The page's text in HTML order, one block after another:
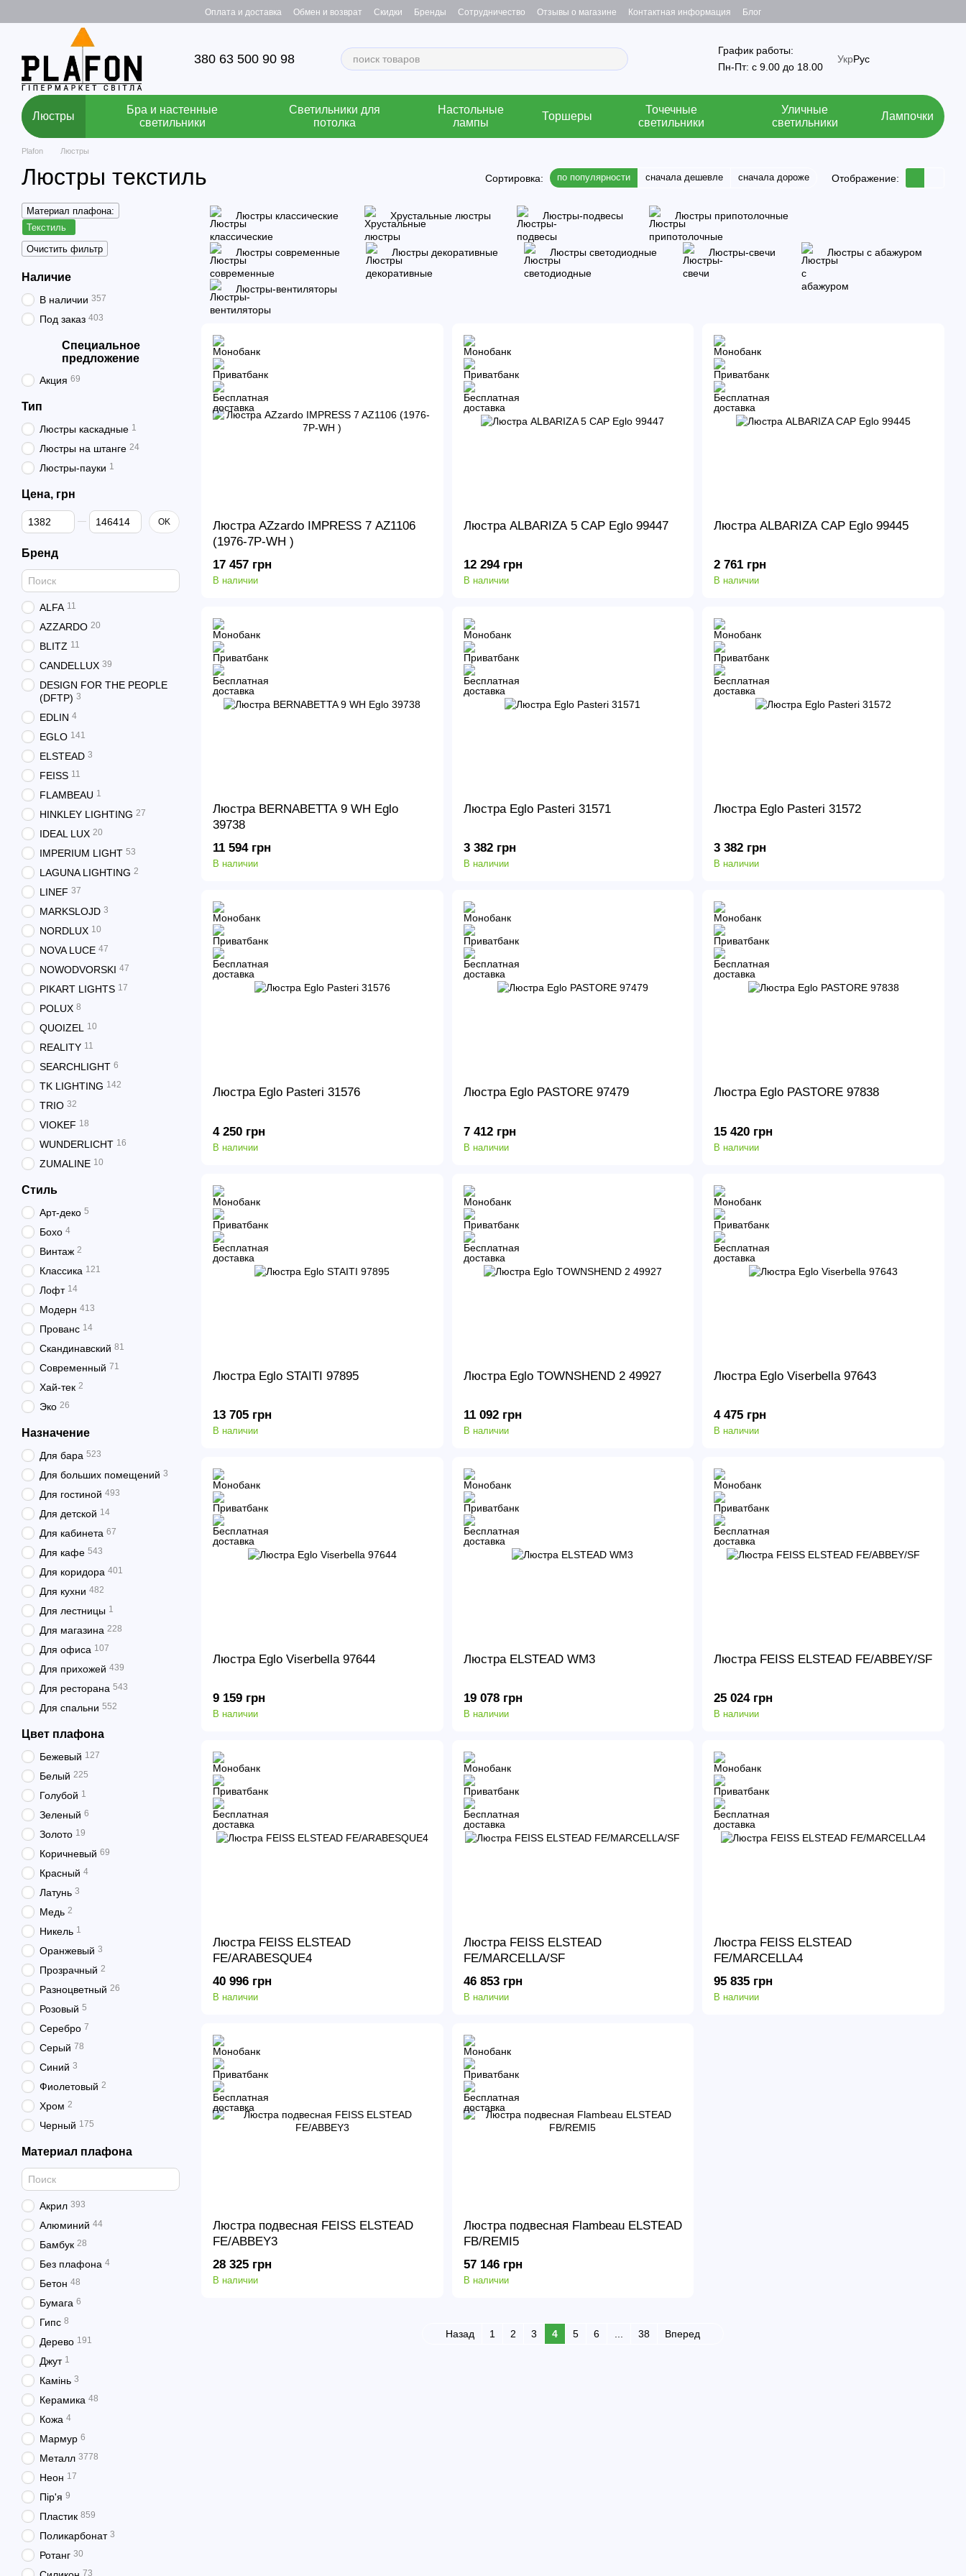
Оплата и доставка Обмен и возврат Скидки Бренды Сотрудничество Отзывы о магазине Контактная информация Блог
380 63 500 90 98
График работы:
Пн-Пт: с 9.00 до 18.00
УкрРус
Люстры
Бра и настенные
светильники
Светильники для
потолка
Настольные
лампы
Торшеры
Точечные
светильники
Уличные
светильники
Лампочки
Plafon Люстры
Люстры текстиль Сортировка: по популярности сначала дешевле сначала дороже Отображение:
Люстры классические Хрустальные люстры Люстры-подвесы Люстры припотолочные
Люстры современные Люстры декоративные Люстры светодиодные Люстры-свечи Люстры с абажуром
Люстры-вентиляторы
Люстра AZzardo IMPRESS 7 AZ1106
(1976-7P-WH )
17 457 грн
В наличии
Люстра ALBARIZA 5 CAP Eglo 99447
12 294 грн
В наличии
Люстра ALBARIZA CAP Eglo 99445
2 761 грн
В наличии
Люстра BERNABETTA 9 WH Eglo
39738
11 594 грн
В наличии
Люстра Eglo Pasteri 31571
3 382 грн
В наличии
Люстра Eglo Pasteri 31572
3 382 грн
В наличии
Люстра Eglo Pasteri 31576
4 250 грн
В наличии
Люстра Eglo PASTORE 97479
7 412 грн
В наличии
Люстра Eglo PASTORE 97838
15 420 грн
В наличии
Люстра Eglo STAITI 97895
13 705 грн
В наличии
Люстра Eglo TOWNSHEND 2 49927
11 092 грн
В наличии
Люстра Eglo Viserbella 97643
4 475 грн
В наличии
Люстра Eglo Viserbella 97644
9 159 грн
В наличии
Люстра ELSTEAD WM3
19 078 грн
В наличии
Люстра FEISS ELSTEAD FE/ABBEY/SF
25 024 грн
В наличии
Люстра FEISS ELSTEAD
FE/ARABESQUE4
40 996 грн
В наличии
Люстра FEISS ELSTEAD
FE/MARCELLA/SF
46 853 грн
В наличии
Люстра FEISS ELSTEAD
FE/MARCELLA4
95 835 грн
В наличии
Люстра подвесная FEISS ELSTEAD
FE/ABBEY3
28 325 грн
В наличии
Люстра подвесная Flambeau ELSTEAD
FB/REMI5
57 146 грн
В наличии
Назад 1 2 3 4 5 6 ... 38 Вперед
Материал плафона:
Текстиль
Очистить фильтр
Наличие
В наличии 357
Под заказ 403
Специальное
предложение
Акция 69
Тип
Люстры каскадные 1
Люстры на штанге 24
Люстры-пауки 1
Цена, грн
От Цена, грн
До Цена, грн OK
Бренд
ALFA 11
AZZARDO 20
BLITZ 11
CANDELLUX 39
DESIGN FOR THE PEOPLE
(DFTP) 3
EDLIN 4
EGLO 141
ELSTEAD 3
FEISS 11
FLAMBEAU 1
HINKLEY LIGHTING 27
IDEAL LUX 20
IMPERIUM LIGHT 53
LAGUNA LIGHTING 2
LINEF 37
MARKSLOJD 3
NORDLUX 10
NOVA LUCE 47
NOWODVORSKI 47
PIKART LIGHTS 17
POLUX 8
QUOIZEL 10
REALITY 11
SEARCHLIGHT 6
TK LIGHTING 142
TRIO 32
VIOKEF 18
WUNDERLICHT 16
ZUMALINE 10
Стиль
Арт-деко 5
Бохо 4
Винтаж 2
Классика 121
Лофт 14
Модерн 413
Прованс 14
Скандинавский 81
Современный 71
Хай-тек 2
Эко 26
Назначение
Для бара 523
Для больших помещений 3
Для гостиной 493
Для детской 14
Для кабинета 67
Для кафе 543
Для коридора 401
Для кухни 482
Для лестницы 1
Для магазина 228
Для офиса 107
Для прихожей 439
Для ресторана 543
Для спальни 552
Цвет плафона
Бежевый 127
Белый 225
Голубой 1
Зеленый 6
Золото 19
Коричневый 69
Красный 4
Латунь 3
Медь 2
Никель 1
Оранжевый 3
Прозрачный 2
Разноцветный 26
Розовый 5
Серебро 7
Серый 78
Синий 3
Фиолетовый 2
Хром 2
Черный 175
Материал плафона
Акрил 393
Алюминий 44
Бамбук 28
Без плафона 4
Бетон 48
Бумага 6
Гипс 8
Дерево 191
Джут 1
Камінь 3
Керамика 48
Кожа 4
Мармур 6
Металл 3778
Неон 17
Пір'я 9
Пластик 859
Поликарбонат 3
Ротанг 30
73